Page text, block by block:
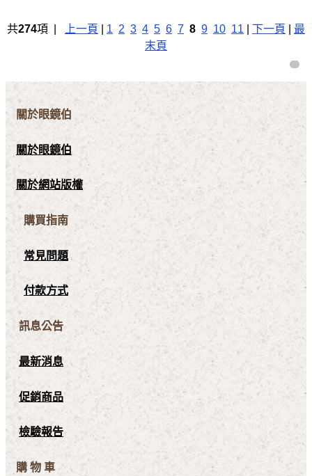
共274項 | 上一頁 1 2 3 4 5 6 7 8 9 10 11 下一頁
最
末頁
關於眼鏡伯
關於眼鏡伯
關於網站版權
購買指南
常見問題
付款方式
訊息公告
最新消息
促銷商品
檢驗報告
購 物 車